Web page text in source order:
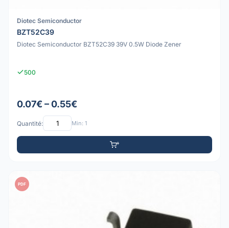
Diotec Semiconductor
BZT52C39
Diotec Semiconductor BZT52C39 39V 0.5W Diode Zener
500
0.07€ – 0.55€
Quantité: Min: 1
PDF